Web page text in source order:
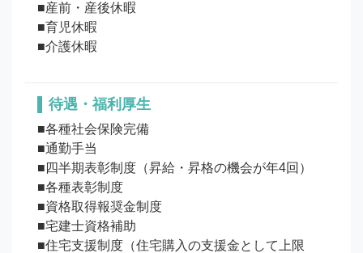
■産前・産後休暇
■育児休暇
待遇・福利厚生
■各種社会保険完備
■通勤手当
■四半期表彰制度（昇給・昇格の機会が年4回）
■各種表彰制度
■資格取得報奨金制度
■宅建士資格補助
■住宅支援制度（住宅購入の支援金として上限